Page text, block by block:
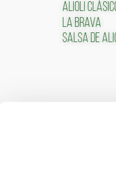
ALIOLI
LA BRAVA
SALSA DE